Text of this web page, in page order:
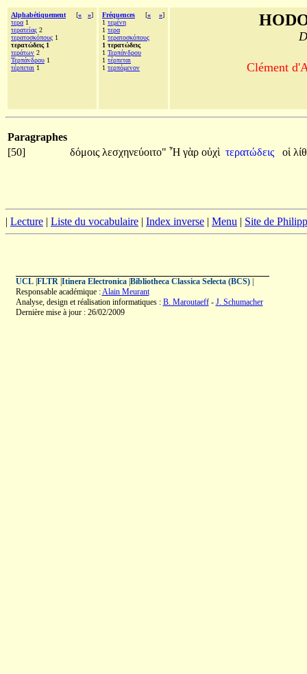
Alphabétiquement [« »]
τερα 1
τερατείας 2
τερατοσκόπους 1
τερατώδεις 1
τεράτων 2
Τερπάνδρου 1
τέρπεται 1
Fréquences [« »]
1 τεμένη
1 τερα
1 τερατοσκόπους
1 τερατώδεις
1 Τερπάνδρου
1 τέρπεται
1 τερπόμενον Clément
Paragraphes
[50]
δόμοις λεσχηνεύοιτο" Ἦ γὰρ οὐχὶ τερατώδεις οἱ
| Lecture | Liste du vocabulaire | Index inverse | Menu | Site de
UCL| FLTR| Itinera Electronica| Bibliotheca Classica Selecta (BCS)|
Responsable académique :Alain Meurant
Analyse, design et réalisation informatiques : B. Maroutaeff- J. Schumacher
Dernière mise à jour : 26/02/2009